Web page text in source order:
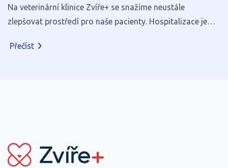
Na veterinární klinice Zvíře+ se snažíme neustále
zlepšovat prostředí pro naše pacienty. Hospitalizace je
maličkosti mohou výrazně přispět k jejich pohodlí a
Přečíst